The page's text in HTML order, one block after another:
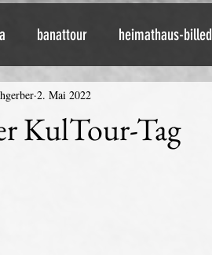
banattour heimathaus-billed
KulTour-Tag
2. Mai 2022